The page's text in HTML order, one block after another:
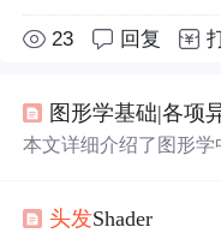
23 回复
图形学基础|各项
本文详细介绍了图形
线分布函数，如
头发Shader